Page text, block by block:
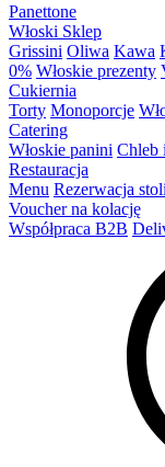
Panettone
Włoski Sklep
Grissini Oliwa Kawa
0% Włoskie prezenty
Cukiernia
Torty Monoporcje
Catering
Włoskie panini Chleb
Restauracja
Menu Rezerwacja
Voucher na kolację
Współpraca B2B